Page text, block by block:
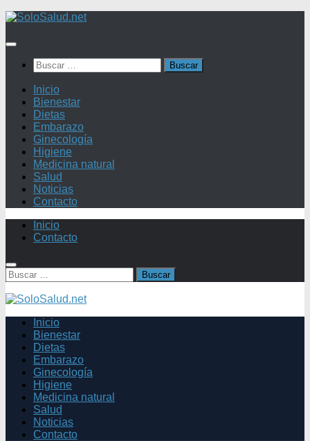
Saltar
contenido
Buscar:
Inicio
Bienestar
Dietas
Embarazo
Ginecología
Higiene
Medicina natural
Salud
Noticias
Contacto
Inicio
Contacto
Buscar:
Inicio
Bienestar
Dietas
Embarazo
Ginecología
Higiene
Medicina natural
Salud
Noticias
Contacto